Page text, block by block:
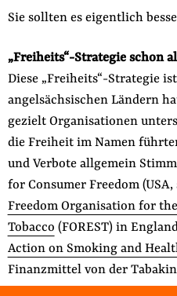
Sie sollten es eigentlich
„Freiheits“-Strategie schon
Diese „Freiheits“-Strategie
angelsächsischen Ländern
gezielt Organisationen
die Freiheit im Namen
und Verbote allgemein
for Consumer Freedom (USA,
Freedom Organisation for
Tobacco (FOREST) in
Action on Smoking and
Finanzmittel von der